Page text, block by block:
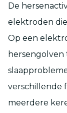
De
elektroden
Op een
hersengolven
verschillende
meerdere